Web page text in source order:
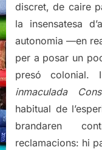
discret, de caire
la insensatesa
autonomia —en
per a posar un
presó
inmaculada
habitual de
brandaren
reclamacions: hi